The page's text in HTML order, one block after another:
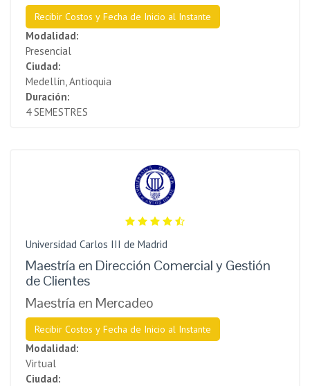
Recibir Costos y Fecha de Inicio al Instante
Modalidad:
Presencial
Ciudad:
Medellín, Antioquia
Duración:
4 SEMESTRES
Universidad Carlos III de Madrid
Maestría en Dirección Comercial y Gestión
de Clientes
Maestría en Mercadeo
Recibir Costos y Fecha de Inicio al Instante
Modalidad:
Virtual
Ciudad: